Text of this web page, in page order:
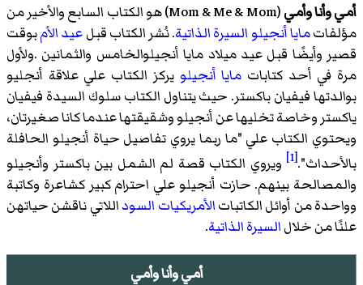
وأمي(
Mom & Me & Mom)‏ هو الكتاب السابع والأخير من
مايا أنجيلوالسيرة الذاتية. نُشر الكتاب قبلعيد الأمبوقت
وأيضًا قبل عيد ميلاد مايا أنجيلوالخامس والثمانين .ولأول
أحد كتاباتمايا أنجيلويركز الكتاب علي علاقة أنجليو
فيفيان باكستر. حيث يتناول الكتاب سلوك السيدة فيفيان
وخاصة تخليها عن أنجيلو وشقيقتها عندما كانا صغيرتان،
الكتاب علي "ما ربما يروي تفاصيل حياة أنجيلو الحافلة
[1] ويروي الكتاب قصة لم الشمل بين باكستر وأنجيلو
بينهم. حازت أنجيلو علي احترام كبير كشاعرة وكاتبة
من أوائل الكاتباتالأمريكيات السوداللاتي ناقشن حياتهن
من خلالالسيرة الذاتية.
أمي وأنا وأمي